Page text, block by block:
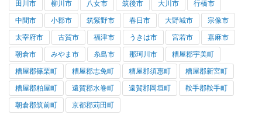
田川市 柳川市 八女市 筑後市 大川市 行橋市
中間市 小郡市 筑紫野市 春日市 大野城市 宗像市
太宰府市 古賀市 福津市 うきは市 宮若市 嘉麻市
朝倉市 みやま市 糸島市 那珂川市 糟屋郡宇美町
糟屋郡篠栗町 糟屋郡志免町 糟屋郡須惠町 糟屋郡新宮町
糟屋郡粕屋町 遠賀郡水巻町 遠賀郡岡垣町 鞍手郡鞍手町
朝倉郡筑前町 京都郡苅田町